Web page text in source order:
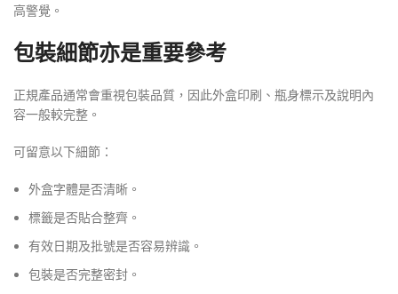
高警覺。
包裝細節亦是重要參考
正規產品通常會重視包裝品質，因此外盒印刷、瓶身標示及說明內
容一般較完整。
可留意以下細節：
外盒字體是否清晰。
標籤是否貼合整齊。
有效日期及批號是否容易辨識。
包裝是否完整密封。